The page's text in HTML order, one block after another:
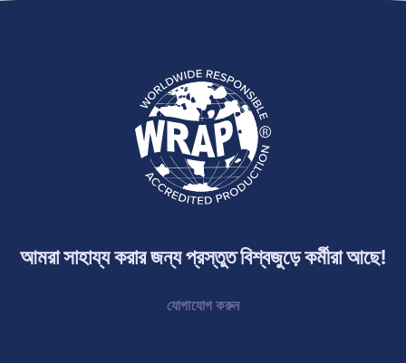
আমরা সাহায্য করার জন্য প্রস্তুত বিশ্বজুড়ে কর্মীরা আছে!
যোগাযোগ করুন